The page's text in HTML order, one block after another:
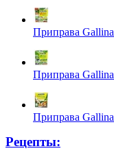
Приправа
Приправа
Приправа
Рецепты: